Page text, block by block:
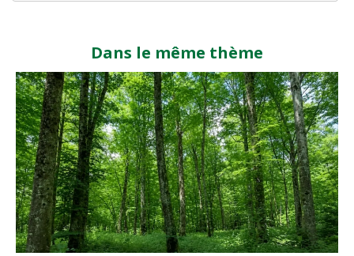
Dans le même thème